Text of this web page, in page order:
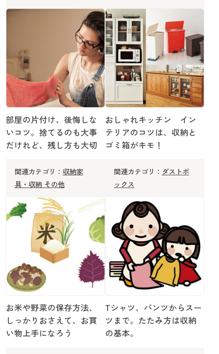
部屋の片付け、後悔しな
いコツ。捨てるのも大事
だけれど、残し方も大切
関連カテゴリ： 収納家
具・収納 その他
おしゃれキッチン イン
テリアのコツは、収納と
ゴミ箱がキモ！
関連カテゴリ： ダストボ
ックス
お米や野菜の保存方法、
しっかりおさえて、お買
い物上手になろう
Tシャツ、パンツからスー
ツまで。たたみ方は収納
の基本。